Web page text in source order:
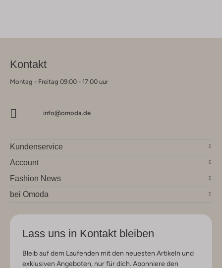
Kontakt
Montag - Freitag 09:00 - 17:00 uur
info@omoda.de
Kundenservice
Account
Fashion News
bei Omoda
Lass uns in Kontakt bleiben
Bleib auf dem Laufenden mit den neuesten Artikeln und
exklusiven Angeboten, nur für dich. Abonniere den